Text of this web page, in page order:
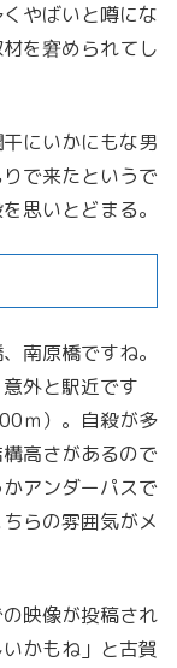
やばいと噂にな
を窘められてし
にいかにもな男
で来たというで
思いとどまる。
南原橋ですね。
外と駅近です
ｍ）。自殺が多
高さがあるので
アンダーパスで
らの雰囲気がメ
映像が投稿され
かもね」と古賀